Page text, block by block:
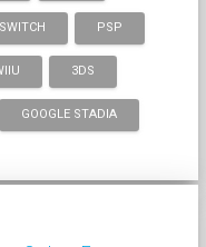
PSP
3DS
GOOGLE STADIA